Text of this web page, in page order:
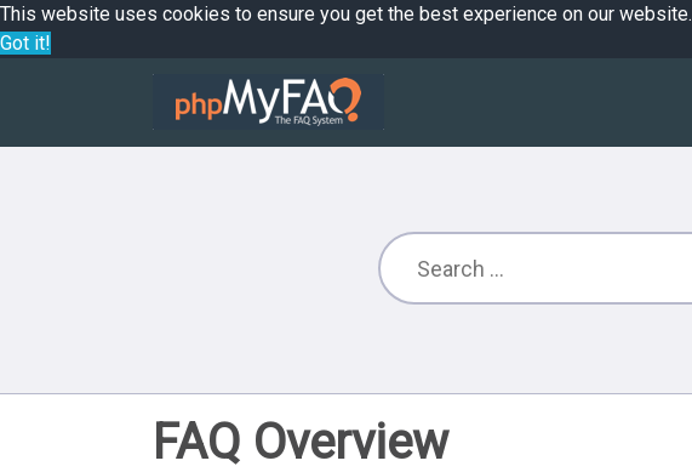
This website uses cookies to ensure you get the best experience on our website.
Got it!
FAQ Overview